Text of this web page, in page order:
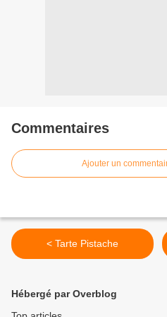
Commentaires
Ajouter un
< Tarte Pistache
Hébergé par Overblog